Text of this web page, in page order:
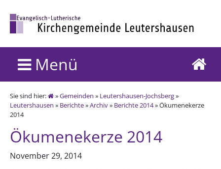
Menü
Sie sind hier: »Gemeinden » Leutershausen-Jochsberg»
Leutershausen » Berichte»Archiv» Berichte 2014» Ökumenekerze
2014
Ökumenekerze 2014
November 29, 2014